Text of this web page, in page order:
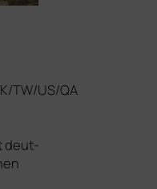
/TW/US/QA
deut­